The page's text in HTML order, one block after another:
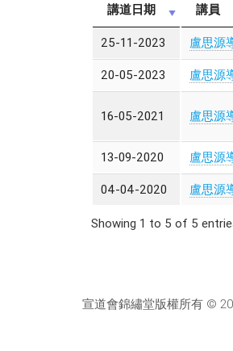
講道日期 講員
25-11-2023 盧思源
20-05-2023 盧思源
16-05-2021 盧思源
13-09-2020 盧思源
04-04-2020 盧思源
Showing 1 to 5 of 5
宣道會錦繡堂版權所有 ©